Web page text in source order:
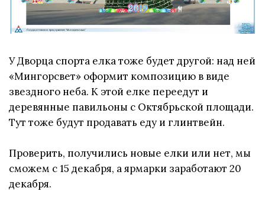
У Дворца спорта елка тоже будет другой: над ней
«Мингорсвет» оформит композицию в виде
звездного неба. К этой елке переедут и
деревянные павильоны с Октябрьской площади.
Тут тоже будут продавать еду и глинтвейн.
Проверить, получились новые елки или нет, мы
сможем с 15 декабря, а ярмарки заработают 20
декабря.